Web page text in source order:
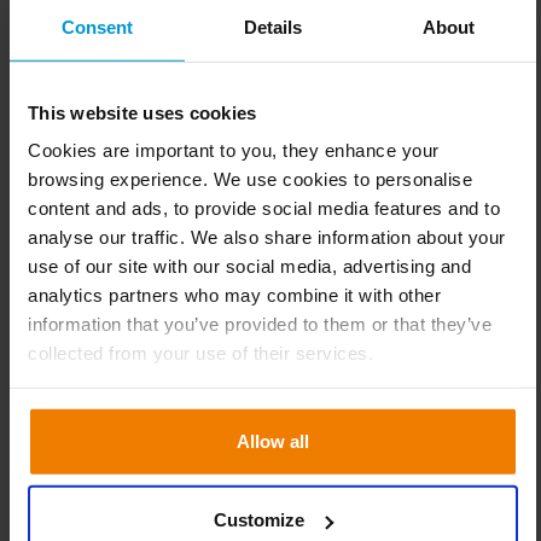
Consent Details About
This website uses cookies
Cookies are important to you, they enhance your
browsing experience. We use cookies to personalise
content and ads, to provide social media features and to
analyse our traffic. We also share information about your
use of our site with our social media, advertising and
analytics partners who may combine it with other
information that you’ve provided to them or that they’ve
collected from your use of their services.
Allow all
Customize
pour l’entreprise”, explique Steve, “et s’accorder sur une
prévision est un élément essentiel pour y répondre. Nous
comparons maintenant les prévisions transmises par nos
mettant en évidence les différences. C’est une donnée de
base dans Slim4 pour gérer l’approvisionnement de
l’entrepôt et la planification de la production. Tous les
processus Supply Chain sont désormais intégrés dans un
seul système. Utiliser la gestion par exception de Slim4
afin d’identifier les articles critiques est un énorme
avantage pour nous qui devons gérer des délais
Amélioration des prévisions et de
la disponibilité
L’amélioration des prévisions a permis à Steve et à son